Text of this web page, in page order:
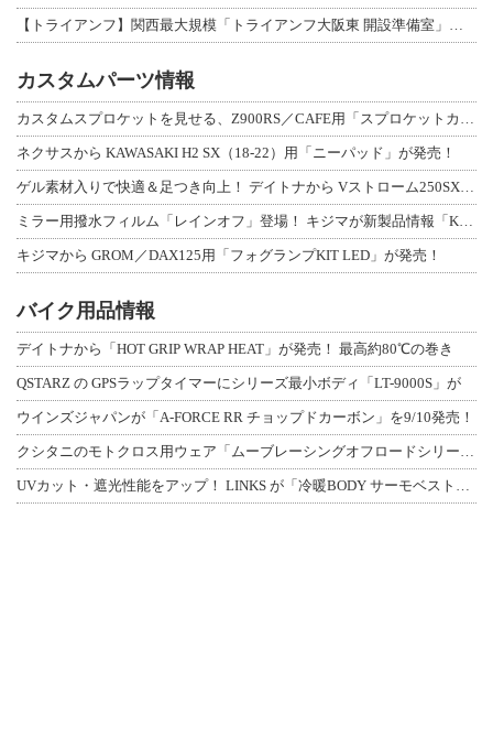
カスタムパーツ情報
ネクサスから KAWASAKI H2 SX（18-22）用「ニーパッド」が発売！
キジマから GROM／DAX125用「フォグランプKIT LED」が発売！
バイク用品情報
デイトナから「HOT GRIP WRAP HEAT」が発売！ 最高約80℃の巻き
QSTARZ の GPSラップタイマーにシリーズ最小ボディ「LT-9000S」が
ウインズジャパンが「A-FORCE RR チョップドカーボン」を9/10発売！